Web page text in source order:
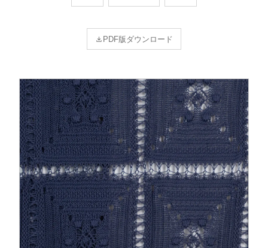
PDF版ダウンロード